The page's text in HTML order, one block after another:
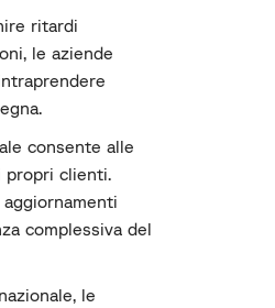
ritardi
le aziende
consente alle
propri clienti.
complessiva del
le